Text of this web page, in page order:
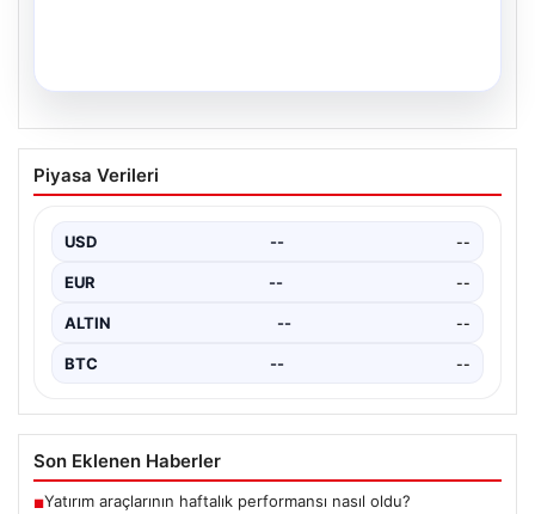
03.08.2026
Galatasaray taraftarından Rennes maçı
öncesi protesto! “Dursun Özbek,
{"title": "Galatasaray Taraftarlarından Rennes Maçı
Neredeyse?'", "content": "Galatasaray…
Piyasa Verileri
USD -- --
EUR -- --
ALTIN -- --
BTC -- --
Son Eklenen Haberler
■Yatırım araçlarının haftalık performansı nasıl oldu?